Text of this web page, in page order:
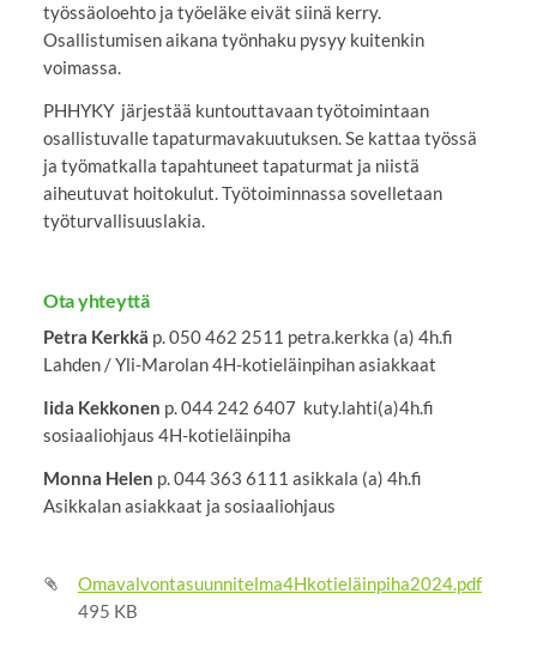
työssäoloehto ja työeläke eivät siinä kerry.
Osallistumisen aikana työnhaku pysyy kuitenkin
voimassa.
PHHYKY järjestää kuntouttavaan työtoimintaan
osallistuvalle tapaturmavakuutuksen. Se kattaa työssä
ja työmatkalla tapahtuneet tapaturmat ja niistä
aiheutuvat hoitokulut. Työtoiminnassa sovelletaan
työturvallisuuslakia.
Ota yhteyttä
Petra Kerkkä p. 050 462 2511 petra.kerkka (a) 4h.fi
Lahden / Yli-Marolan 4H-kotieläinpihan asiakkaat
Iida Kekkonen p. 044 242 6407 kuty.lahti(a)4h.fi
sosiaaliohjaus 4H-kotieläinpiha
Monna Helen p. 044 363 6111 asikkala (a) 4h.fi
Asikkalan asiakkaat ja sosiaaliohjaus
Omavalvontasuunnitelma4Hkotieläinpiha2024.pdf
495 KB